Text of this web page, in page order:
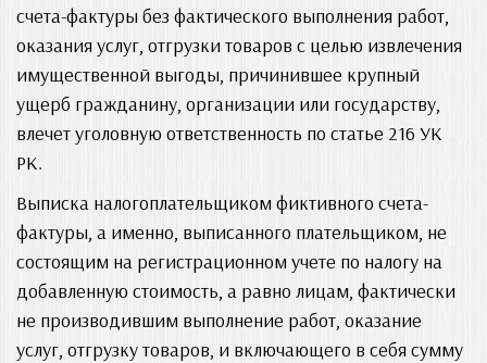
счета-фактуры без фактического выполнения работ,
оказания услуг, отгрузки товаров с целью извлечения
имущественной выгоды, причинившее крупный
ущерб гражданину, организации или государству,
влечет уголовную ответственность по статье 216 УК
РК.
Выписка налогоплательщиком фиктивного счета-
фактуры, а именно, выписанного плательщиком, не
состоящим на регистрационном учете по налогу на
добавленную стоимость, а равно лицам, фактически
не производившим выполнение работ, оказание
услуг, отгрузку товаров, и включающего в себя сумму